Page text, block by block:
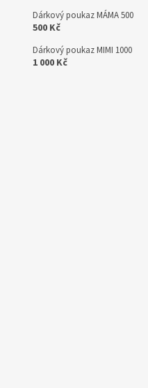
Dárkový poukaz MÁMA 500
500 Kč
Dárkový poukaz MIMI 1000
1 000 Kč